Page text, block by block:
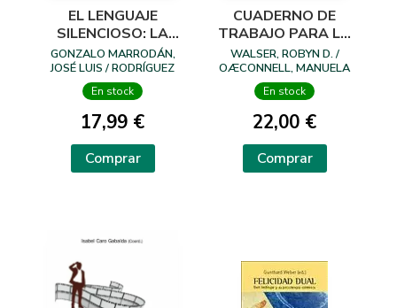
EL LENGUAJE
SILENCIOSO: LA
TÉCNICA DE LA
CAJA DE ARENA EN
LA ADOLESCENCIA
GONZALO MARRODÁN,
JOSÉ LUIS / RODRÍGUEZ
IBARRA, IVÁN
En stock
17,99 €
Comprar
CUADERNO DE
TRABAJO PARA LA
IRA BASADO EN LA
TERAPIA DE
ACEPTACIO
WALSER, ROBYN D. /
OÆCONNELL, MANUELA
En stock
22,00 €
Comprar